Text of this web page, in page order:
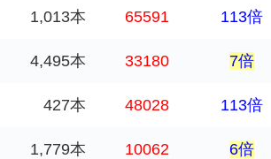
1,013本 65591 113倍
4,495本 33180 7倍
427本 48028 113倍
1,779本 10062 6倍